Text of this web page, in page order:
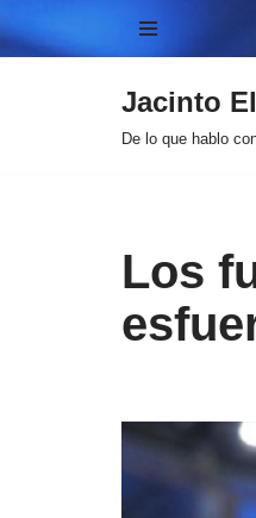
Jacinto
De lo que hablo
Los